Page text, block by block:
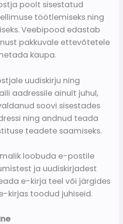
poolt sisestatud
töötlemiseks ning
Veebipood edastab
pakkuvale ettevõtetele
kaupa.
uudiskirju ning
aadressile ainult juhul,
soovi sisestades
ning andnud teada
teadete saamiseks.
loobuda e-postile
ja uudiskirjadest
e-kirja teel või järgides
kirjas toodud juhiseid.